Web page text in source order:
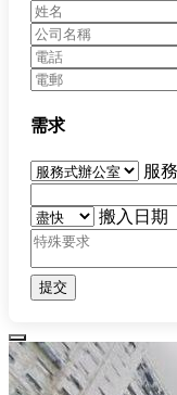
需求
服務
搬入日期
提交